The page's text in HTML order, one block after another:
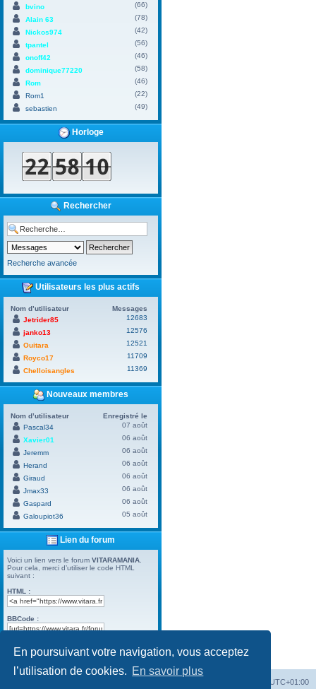
En poursuivant votre navigation, vous acceptez
l’utilisation de cookies. En savoir plus
bvino
(66)
Alain 63
(78)
Nickos974
(42)
tpantel
(56)
onoff42
(46)
dominique77220
(58)
Rom
(46)
Rom1
(22)
sebastien
(49)
Horloge
Rechercher
Recherche avancée
Utilisateurs les plus actifs
Nom d’utilisateur
Messages
Jetrider85
12683
janko13
12576
Ouitara
12521
Royco17
11709
Chelloisangles
11369
Nouveaux membres
Nom d’utilisateur
Enregistré le
Pascal34
07 août
Xavier01
06 août
Jeremm
06 août
Herand
06 août
Giraud
06 août
Jmax33
06 août
Gaspard
06 août
Galoupiot36
05 août
Lien du forum
Voici un lien vers le forum VITARAMANIA
Pour cela, merci d’utiliser le code HTML
suivant :
HTML :
BBCode :
Powered byBoard3 Portal© 2009 - 2023 Board3 Group
UTC+01:00